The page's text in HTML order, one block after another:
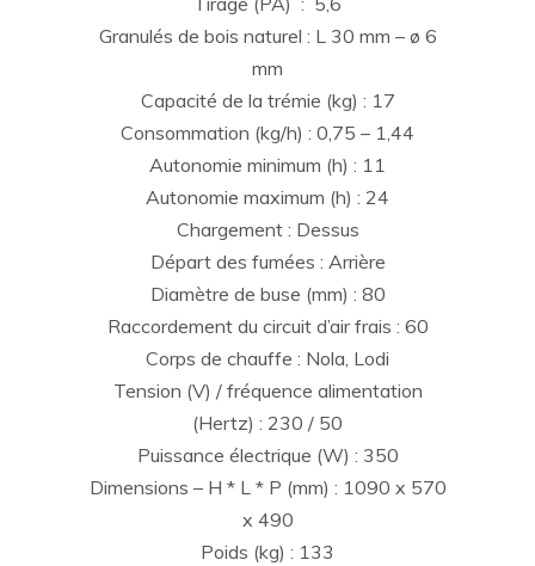
Granulés de bois naturel : L 30 mm – ø 6
mm
Capacité de la trémie (kg) : 17
Consommation (kg/h) : 0,75 – 1,44
Autonomie minimum (h) : 11
Autonomie maximum (h) : 24
Chargement : Dessus
Départ des fumées : Arrière
Diamètre de buse (mm) : 80
Raccordement du circuit d’air frais : 60
Corps de chauffe : Nola, Lodi
Tension (V) / fréquence alimentation
(Hertz) : 230 / 50
Puissance électrique (W) : 350
Dimensions – H * L * P (mm) : 1090 x 570
x 490
Poids (kg) : 133